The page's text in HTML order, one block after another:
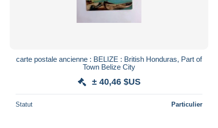
carte postale ancienne : BELIZE : British Honduras, Part of
Town Belize City
± 40,46 $US
Statut Particulier